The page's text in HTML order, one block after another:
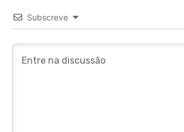
Subscreve